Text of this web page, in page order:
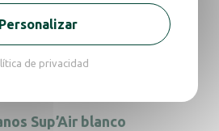
gama, descubra
Sup’Air blanco
Personalizar
de privacidad